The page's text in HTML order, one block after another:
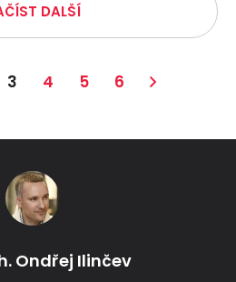
DALŠÍ
3 4 5 6
Ondřej Ilinčev